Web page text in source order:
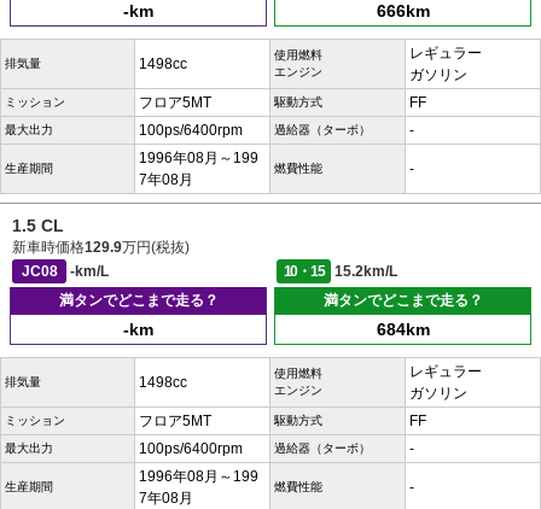
-km 666km
排気量 1498cc
使用燃料
エンジン
レギュラー
ガソリン
ミッション フロア5MT 駆動方式 FF
最大出力 100ps/6400rpm 過給器（ターボ） -
生産期間
1996年08月～199
7年08月
燃費性能 -
1.5 CL
新車時価格129.9万円(税抜)
JC08
-km/L 10・15
15.2km/L
満タンでどこまで走る？
-km
満タンでどこまで走る？
684km
排気量 1498cc
使用燃料
エンジン
レギュラー
ガソリン
ミッション フロア5MT 駆動方式 FF
最大出力 100ps/6400rpm 過給器（ターボ） -
生産期間
1996年08月～199
7年08月
燃費性能 -